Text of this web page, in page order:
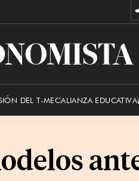
El
DEL T-MECALIANZA EDUCATIVA